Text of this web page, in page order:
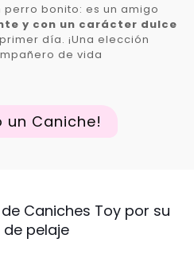
perro bonito: es un amigo
y con un carácter dulce
día. ¡Una elección
de vida
un Caniche!
Caniches Toy por su
pelaje